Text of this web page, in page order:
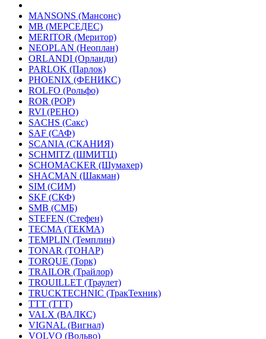
MANSONS (Мансонс)
MB (МЕРСЕДЕС)
MERITOR (Меритор)
NEOPLAN (Неоплан)
ORLANDI (Орланди)
PARLOK (Парлок)
PHOENIX (ФЕНИКС)
ROLFO (Рольфо)
ROR (РОР)
RVI (РЕНО)
SACHS (Сакс)
SAF (САФ)
SCANIA (СКАНИЯ)
SCHMITZ (ШМИТЦ)
SCHOMACKER (Шумахер)
SHACMAN (Шакман)
SIM (СИМ)
SKF (СКФ)
SMB (СМБ)
STEFEN (Стефен)
TECMA (ТЕКМА)
TEMPLIN (Темплин)
TONAR (ТОНАР)
TORQUE (Торк)
TRAILOR (Трайлор)
TROUILLET (Траулет)
TRUCKTECHNIC (ТракТехник)
TTT (ТТТ)
VALX (ВАЛКС)
VIGNAL (Вигнал)
VOLVO (Вольво)